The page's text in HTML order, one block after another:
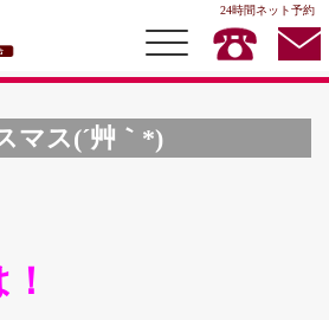
24時間ネット予約
マス(´艸｀*)